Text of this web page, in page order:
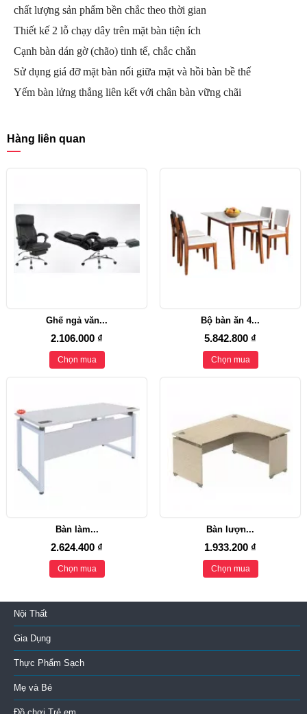
chất lượng sản phẩm bền chắc theo thời gian
Thiết kế 2 lỗ chạy dây trên mặt bàn tiện ích
Cạnh bàn dán gờ (chão) tinh tế, chắc chắn
Sử dụng giá đỡ mặt bàn nối giữa mặt và hồi bàn bề thế
Yếm bàn lửng thẳng liên kết với chân bàn vững chãi
Hàng liên quan
Ghế ngả văn...
2.106.000 ₫
Chọn mua
Bộ bàn ăn 4...
5.842.800 ₫
Chọn mua
Bàn làm...
2.624.400 ₫
Chọn mua
Bàn lượn...
1.933.200 ₫
Chọn mua
Nội Thất
Gia Dụng
Thực Phẩm Sạch
Mẹ và Bé